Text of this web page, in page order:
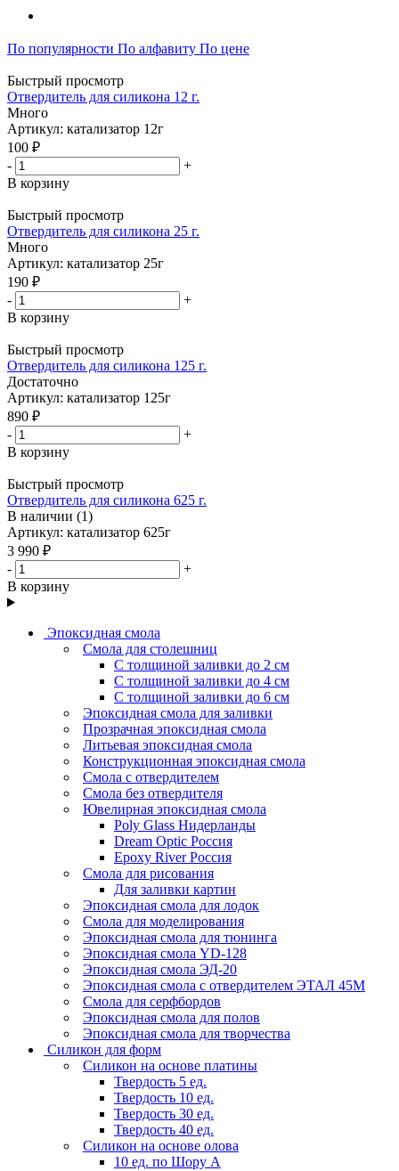
По популярности По алфавиту По цене
Быстрый просмотр
Отвердитель для силикона 12 г.
Много
Артикул: катализатор 12г
100 ₽
-
+
В корзину
Быстрый просмотр
Отвердитель для силикона 25 г.
Много
Артикул: катализатор 25г
190 ₽
-
+
В корзину
Быстрый просмотр
Отвердитель для силикона 125 г.
Достаточно
Артикул: катализатор 125г
890 ₽
-
+
В корзину
Быстрый просмотр
Отвердитель для силикона 625 г.
В наличии (1)
Артикул: катализатор 625г
3 990 ₽
-
+
В корзину
Эпоксидная смола
Смола для столешниц
С толщиной заливки до 2 см
С толщиной заливки до 4 см
С толщиной заливки до 6 см
Эпоксидная смола для заливки
Прозрачная эпоксидная смола
Литьевая эпоксидная смола
Конструкционная эпоксидная смола
Смола с отвердителем
Смола без отвердителя
Ювелирная эпоксидная смола
Poly Glass Нидерланды
Dream Optic Россия
Epoxy River Россия
Смола для рисования
Для заливки картин
Эпоксидная смола для лодок
Смола для моделирования
Эпоксидная смола для тюнинга
Эпоксидная смола YD-128
Эпоксидная смола ЭД-20
Эпоксидная смола с отвердителем ЭТАЛ 45М
Смола для серфбордов
Эпоксидная смола для полов
Эпоксидная смола для творчества
Силикон для форм
Силикон на основе платины
Твердость 5 ед.
Твердость 10 ед.
Твердость 30 ед.
Твердость 40 ед.
Силикон на основе олова
10 ед. по Шору А